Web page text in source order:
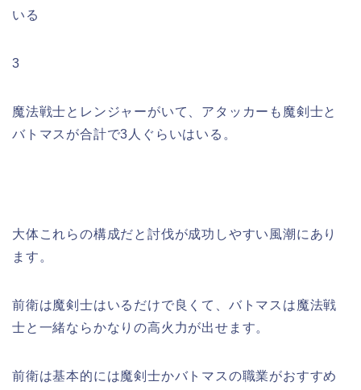
いる
3
魔法戦士とレンジャーがいて、アタッカーも魔剣士と
バトマスが合計で3人ぐらいはいる。
大体これらの構成だと討伐が成功しやすい風潮にあり
ます。
前衛は魔剣士はいるだけで良くて、バトマスは魔法戦
士と一緒ならかなりの高火力が出せます。
前衛は基本的には魔剣士かバトマスの職業がおすすめ